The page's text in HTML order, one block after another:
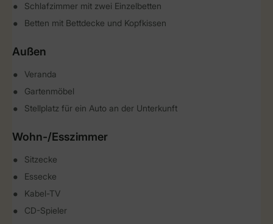
Schlafzimmer mit zwei Einzelbetten
Betten mit Bettdecke und Kopfkissen
Außen
Veranda
Gartenmöbel
Stellplatz für ein Auto an der Unterkunft
Wohn-/Esszimmer
Sitzecke
Essecke
Kabel-TV
CD-Spieler